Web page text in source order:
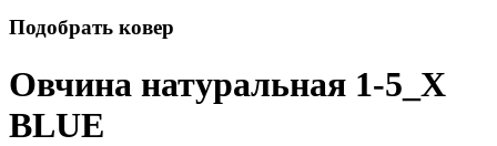
Подобрать ковер
Овчина натуральная 1-5_X
BLUE